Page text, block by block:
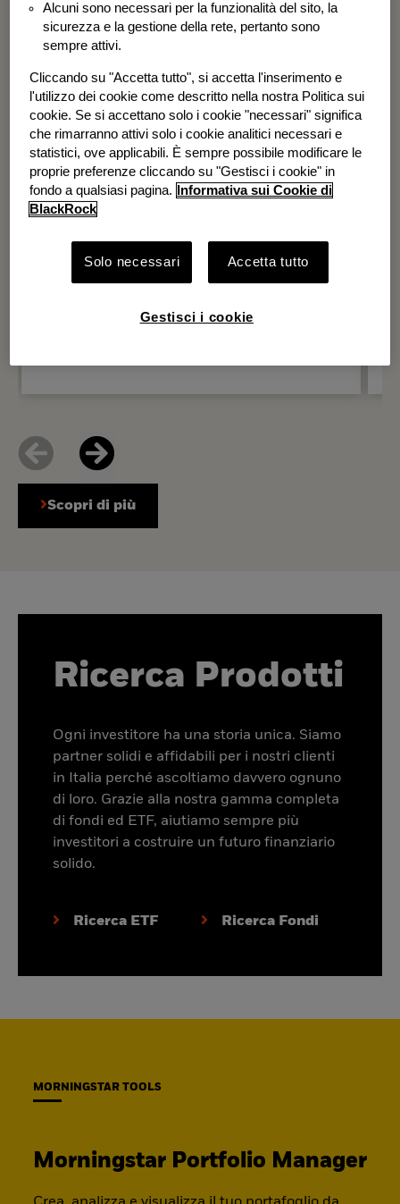
BGF Systematic Global Equity High
Income Fund
Scopri di più
Ricerca Prodotti
Ogni investitore ha una storia unica. Siamo
partner solidi e affidabili per i nostri clienti
in Italia perché ascoltiamo davvero ognuno
di loro. Grazie alla nostra gamma completa
di fondi ed ETF, aiutiamo sempre più
investitori a costruire un futuro finanziario
solido.
Ricerca ETF Ricerca Fondi
MORNINGSTAR TOOLS
Morningstar Portfolio Manager
Alcuni sono necessari per la funzionalità del sito, la
sicurezza e la gestione della rete, pertanto sono
sempre attivi.
Cliccando su "Accetta tutto", si accetta l'inserimento e
l'utilizzo dei cookie come descritto nella nostra Politica sui
cookie. Se si accettano solo i cookie "necessari" significa
che rimarranno attivi solo i cookie analitici necessari e
statistici, ove applicabili. È sempre possibile modificare le
proprie preferenze cliccando su "Gestisci i cookie" in
fondo a qualsiasi pagina.
Informativa sui Cookie di
BlackRock
Solo necessari Accetta tutto
Gestisci i cookie